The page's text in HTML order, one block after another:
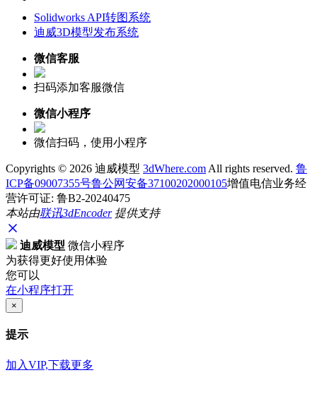
Solidworks API转图系统
迪威3D模型发布系统
微信客服
扫码添加客服微信
微信小程序
微信扫码，使用小程序
Copyrights © 2026 迪威模型 3dWhere.com All rights reserved. 鲁
ICP备09007355号鲁公网安备37100202000105增值电信业务经
营许可证: 鲁B2-20240475
本站由联讯3dEncoder提供支持
迪威模型 微信小程序
为获得更好使用体验
您可以
在小程序打开
×
提示
加入VIP,下载更多